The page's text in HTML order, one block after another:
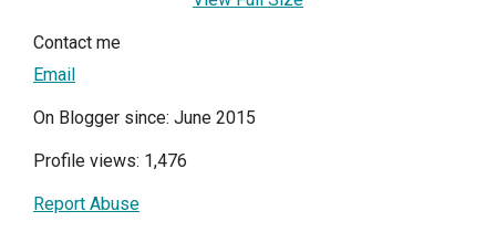
Contact me
Email
On Blogger since: June 2015
Profile views: 1,476
Report Abuse